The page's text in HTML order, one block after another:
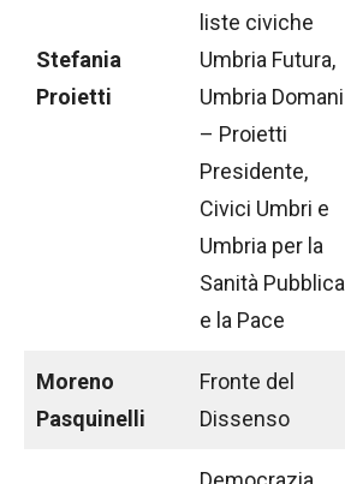
Stefania
Proietti
liste civiche
Umbria Futura,
Umbria Domani
– Proietti
Presidente,
Civici Umbri e
Umbria per la
Sanità Pubblica
e la Pace
Moreno
Pasquinelli
Fronte del
Dissenso